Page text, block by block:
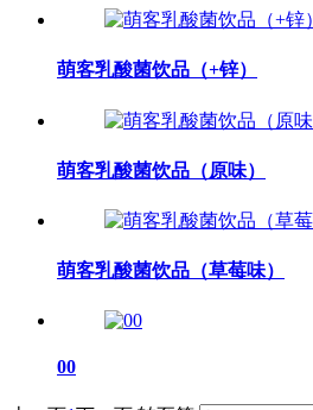
萌客乳酸菌饮品（+锌）
萌客乳酸菌饮品（原味）
萌客乳酸菌饮品（草莓味）
00